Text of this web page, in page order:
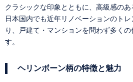
クラシックな印象とともに、高級感のあ
日本国内でも近年リノベーションのト
り、戸建て・マンションを問わず多く
す。
ヘリンボーン柄の特徴と魅力